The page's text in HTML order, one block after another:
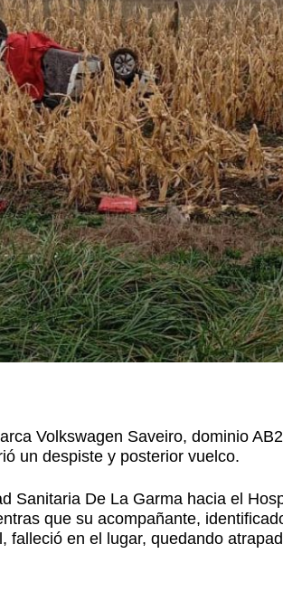
Volkswagen Saveiro, dominio
un despiste y posterior vuelco.
Sanitaria De La Garma hacia el
que su acompañante,
en el lugar, quedando